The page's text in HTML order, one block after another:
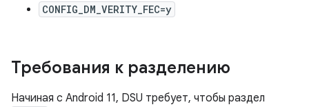
CONFIG_DM_VERITY_FEC=y
Требования к разделению
Начиная с Android 11, DSU требует, чтобы раздел